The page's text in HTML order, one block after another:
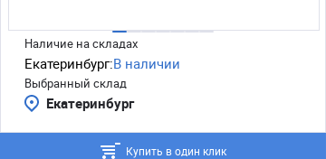
Наличие на складах
Екатеринбург:В наличии
Выбранный склад
Екатеринбург
Купить в один клик